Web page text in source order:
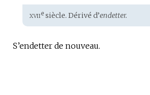
Étymologie
:
xviiesiècle. Dérivé d’endetter.
S’endetter de nouveau.